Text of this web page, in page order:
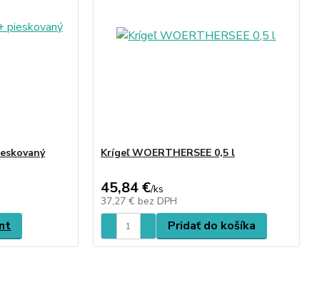
Krígeľ WOERTHERSEE 0,5 l
45,84 €/ks
37,27 € bez DPH
Pridať do košíka